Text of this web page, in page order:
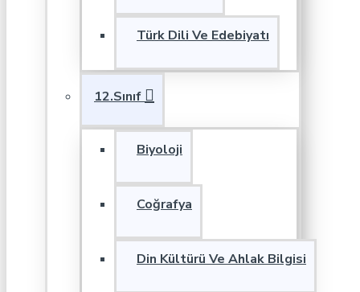
Türk Dili Ve Edebiyatı
12.Sınıf
Biyoloji
Coğrafya
Din Kültürü Ve Ahlak Bilgisi